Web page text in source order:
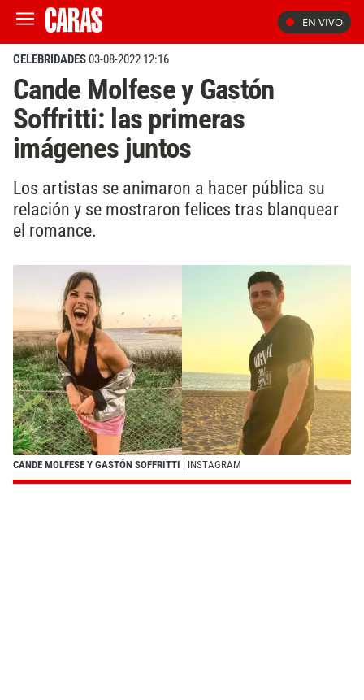
EN VIVO
CELEBRIDADES03-08-2022 12:16
Cande Molfese y Gastón
Soffritti: las primeras
imágenes juntos
Los artistas se animaron a hacer pública su
relación y se mostraron felices tras blanquear
el romance.
CANDE MOLFESE Y GASTÓN SOFFRITTI | INSTAGRAM